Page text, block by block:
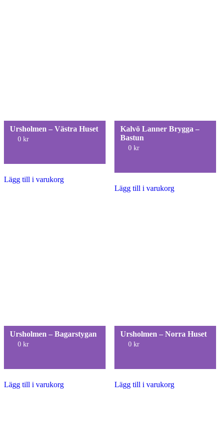
Ursholmen – Västra Huset
0kr
Lägg till i varukorg
Kalvö Lanner Brygga –
Bastun
0 kr
Lägg till i varukorg
Ursholmen – Bagarstygan
0kr
Lägg till i varukorg
Ursholmen – Norra Huset
0 kr
Lägg till i varukorg